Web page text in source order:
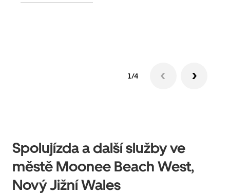
1/4
Spolujízda a další služby ve
městě Moonee Beach West,
Nový Jižní Wales